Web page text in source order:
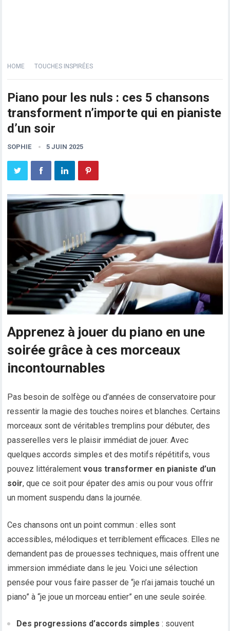
HOME TOUCHES INSPIRÉES
Piano pour les nuls : ces 5 chansons
transforment n’importe qui en pianiste
d’un soir
SOPHIE 5 JUIN 2025
Apprenez à jouer du piano en une
soirée grâce à ces morceaux
incontournables
Pas besoin de solfège ou d’années de conservatoire pour
ressentir la magie des touches noires et blanches. Certains
morceaux sont de véritables tremplins pour débuter, des
passerelles vers le plaisir immédiat de jouer. Avec
quelques accords simples et des motifs répétitifs, vous
pouvez littéralementvous transformer en pianiste d’un
soir, que ce soit pour épater des amis ou pour vous offrir
un moment suspendu dans la journée.
Ces chansons ont un point commun : elles sont
accessibles, mélodiques et terriblement efficaces. Elles ne
demandent pas de prouesses techniques, mais offrent une
immersion immédiate dans le jeu. Voici une sélection
pensée pour vous faire passer de “je n’ai jamais touché un
piano” à “je joue un morceau entier” en une seule soirée.
Des progressions d’accords simples : souvent